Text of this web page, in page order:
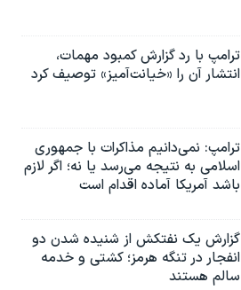
ترامپ با رد گزارش کمبود مهمات،
انتشار آن را «خیانت‌آمیز» توصیف کرد
ترامپ: نمی‌دانیم مذاکرات با جمهوری
اسلامی به نتیجه می‌رسد یا نه؛ اگر لازم
باشد آمریکا آماده اقدام است
گزارش یک نفتکش از شنیده شدن دو
انفجار در تنگه هرمز؛ کشتی و خدمه
سالم هستند